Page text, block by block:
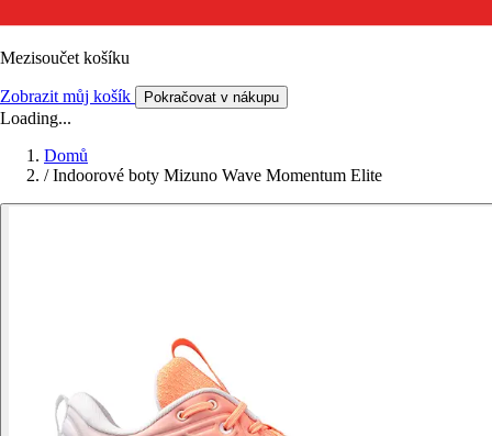
Mezisoučet košíku
Zobrazit můj košík Pokračovat v nákupu
Loading...
Domů
/ Indoorové boty Mizuno Wave Momentum Elite